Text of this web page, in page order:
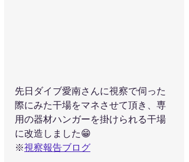
先日ダイブ愛南さんに視察で伺った
際にみた干場をマネさせて頂き、専
用の器材ハンガーを掛けられる干場
に改造しました😁
※視察報告ブログ